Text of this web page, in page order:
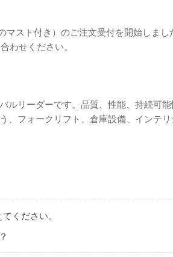
マスト付き）のご注文受付を開始しまし
わせください。
ルリーダーです。品質、性能、持続可
、フォークリフト、倉庫設備、インテ
ください。